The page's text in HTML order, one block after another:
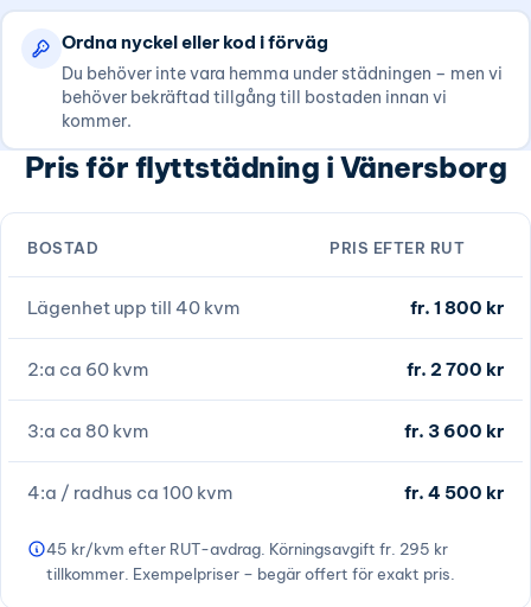
Ordna nyckel eller kod i förväg
Du behöver inte vara hemma under städningen – men vi
behöver bekräftad tillgång till bostaden innan vi
kommer.
Pris för flyttstädning i Vänersborg
BOSTAD PRIS EFTER RUT
Lägenhet upp till 40 kvm fr. 1 800 kr
2:a ca 60 kvm fr. 2 700 kr
3:a ca 80 kvm fr. 3 600 kr
4:a / radhus ca 100 kvm fr. 4 500 kr
45 kr/kvm efter RUT-avdrag. Körningsavgift fr. 295 kr
tillkommer. Exempelpriser – begär offert för exakt pris.